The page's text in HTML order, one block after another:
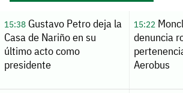
15:38Gustavo Petro deja la
Casa de Nariño en su
último acto como
presidente
15:22
denuncia
Aerobus